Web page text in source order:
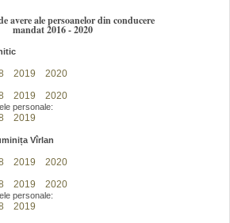
avere ale persoanelor din conducere
mandat 2016 - 2020
2019 2020
2019 2020
personale:
2019
Vîrlan
2019 2020
2019 2020
personale:
2019